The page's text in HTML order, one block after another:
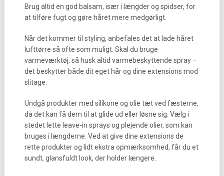
Brug altid en god balsam, især i længder og spidser, for
at tilføre fugt og gøre håret mere medgørligt.
Når det kommer til styling, anbefales det at lade håret
lufttørre så ofte som muligt. Skal du bruge
varmeværktøj, så husk altid varmebeskyttende spray –
det beskytter både dit eget hår og dine extensions mod
slitage.
Undgå produkter med silikone og olie tæt ved fæsterne,
da det kan få dem til at glide ud eller løsne sig. Vælg i
stedet lette leave-in sprays og plejende olier, som kan
bruges i længderne. Ved at give dine extensions de
rette produkter og lidt ekstra opmærksomhed, får du et
sundt, glansfuldt look, der holder længere.